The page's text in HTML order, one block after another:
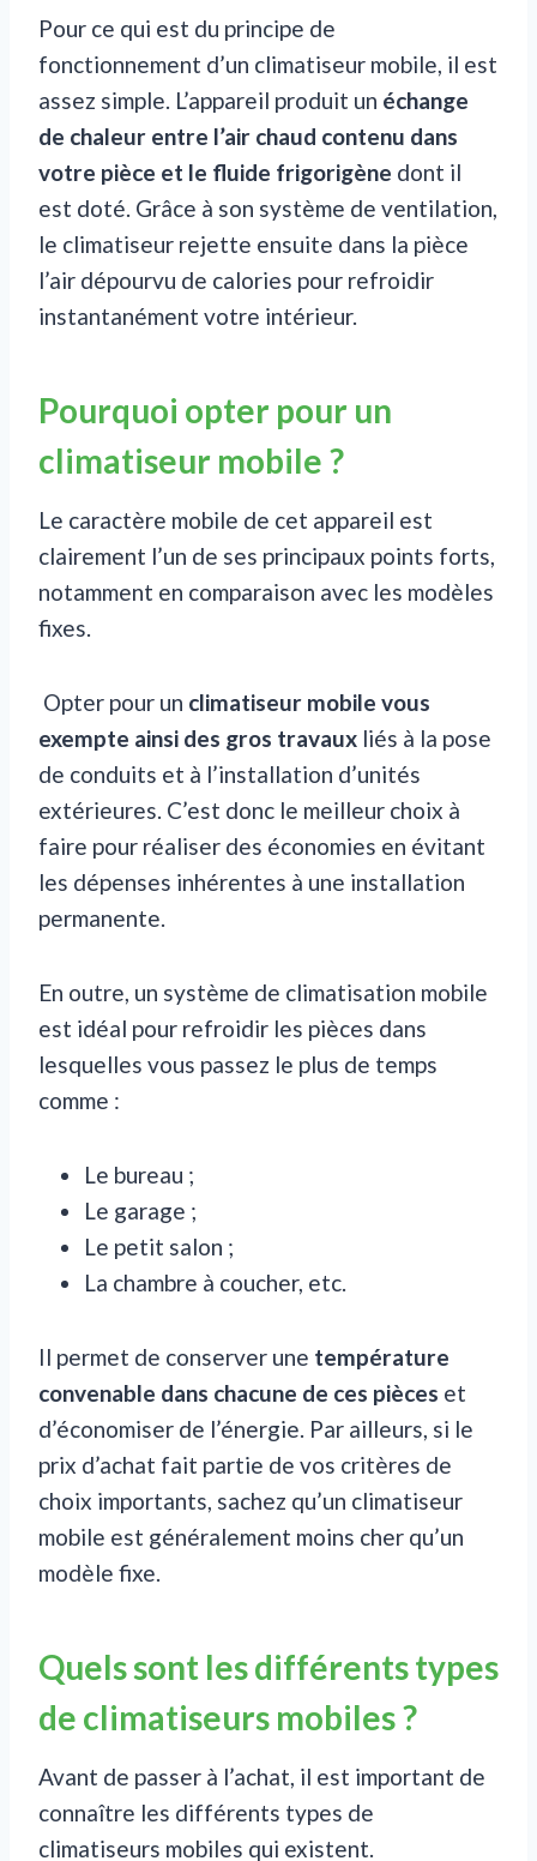
Pour ce qui est du principe de
fonctionnement d’un climatiseur mobile, il est
assez simple. L’appareil produit un échange
de chaleur entre l’air chaud contenu dans
votre pièce et le fluide frigorigène dont il
est doté. Grâce à son système de ventilation,
le climatiseur rejette ensuite dans la pièce
l’air dépourvu de calories pour refroidir
instantanément votre intérieur.
Pourquoi opter pour un
climatiseur mobile ?
Le caractère mobile de cet appareil est
clairement l’un de ses principaux points forts,
notamment en comparaison avec les modèles
fixes.
Opter pour un climatiseur mobile vous
exempte ainsi des gros travaux liés à la pose
de conduits et à l’installation d’unités
extérieures. C’est donc le meilleur choix à
faire pour réaliser des économies en évitant
les dépenses inhérentes à une installation
permanente.
En outre, un système de climatisation mobile
est idéal pour refroidir les pièces dans
lesquelles vous passez le plus de temps
comme :
Le bureau ;
Le garage ;
Le petit salon ;
La chambre à coucher, etc.
Il permet de conserver une température
convenable dans chacune de ces pièces et
d’économiser de l’énergie. Par ailleurs, si le
prix d’achat fait partie de vos critères de
choix importants, sachez qu’un climatiseur
mobile est généralement moins cher qu’un
modèle fixe.
Quels sont les différents types
de climatiseurs mobiles ?
Avant de passer à l’achat, il est important de
connaître les différents types de
climatiseurs mobiles qui existent.